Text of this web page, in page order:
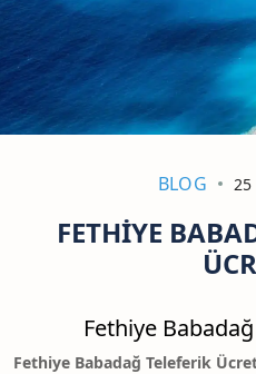
BLOG 25
FETHIYE
Fethiye
Fethiye Babadağ Teleferik